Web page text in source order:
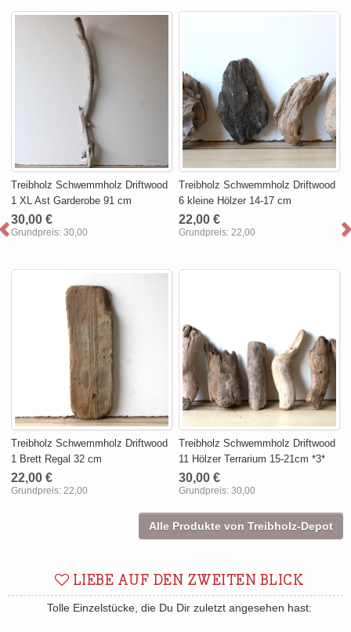
Treibholz Schwemmholz Driftwood
1 XL Ast Garderobe 91 cm
30,00 €
Grundpreis:30,00
Treibholz Schwemmholz Driftwood
6 kleine Hölzer 14-17 cm
22,00 €
Grundpreis:22,00
Treibholz Schwemmholz Driftwood
1 Brett Regal 32 cm
22,00 €
Grundpreis:22,00
Treibholz Schwemmholz Driftwood
11 Hölzer Terrarium 15-21cm *3*
30,00 €
Grundpreis:30,00
Alle Produkte von Treibholz-Depot
LIEBE AUF DEN ZWEITEN BLICK
Tolle Einzelstücke, die Du Dir zuletzt angesehen hast: